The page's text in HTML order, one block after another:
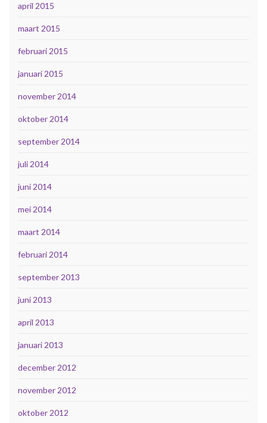
april 2015
maart 2015
februari 2015
januari 2015
november 2014
oktober 2014
september 2014
juli 2014
juni 2014
mei 2014
maart 2014
februari 2014
september 2013
juni 2013
april 2013
januari 2013
december 2012
november 2012
oktober 2012